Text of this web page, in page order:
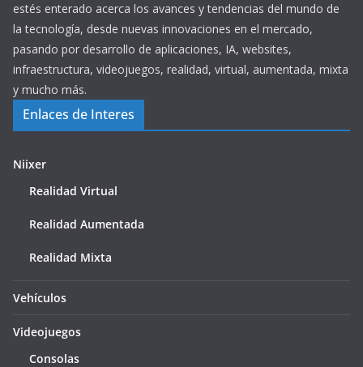
estés enterado acerca los avances y tendencias del mundo de
la tecnología, desde nuevas innovaciones en el mercado,
pasando por desarrollo de aplicaciones, IA, websites,
infraestructura, videojuegos, realidad, virtual, aumentada, mixta
y mucho más.
Enlaces de Interes
Niixer
Realidad Virtual
Realidad Aumentada
Realidad Mixta
Vehículos
Videojuegos
Consolas